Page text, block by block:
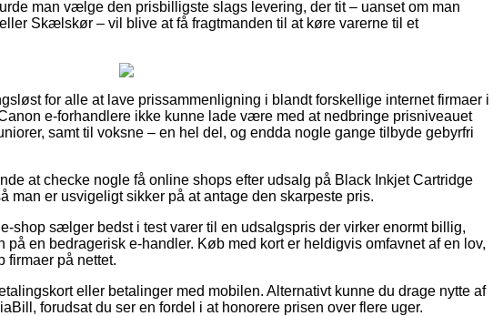
man vælge den prisbilligste slags levering, der tit – uanset om man
Skælskør – vil blive at få fragtmanden til at køre varerne til et
for alle at lave prissammenligning i blandt forskellige internet firmaer i
e-forhandlere ikke kunne lade være med at nedbringe prisniveauet
samt til voksne – en hel del, og endda nogle gange tilbyde gebyrfri
at checke nogle få online shops efter udsalg på Black Inkjet Cartridge
man er usvigeligt sikker på at antage den skarpeste pris.
shop sælger bedst i test varer til en udsalgspris der virker enormt billig,
en bedragerisk e-handler. Køb med kort er heldigvis omfavnet af en lov,
firmaer på nettet.
eller betalinger med mobilen. Alternativt kunne du drage nytte af
forudsat du ser en fordel i at honorere prisen over flere uger.